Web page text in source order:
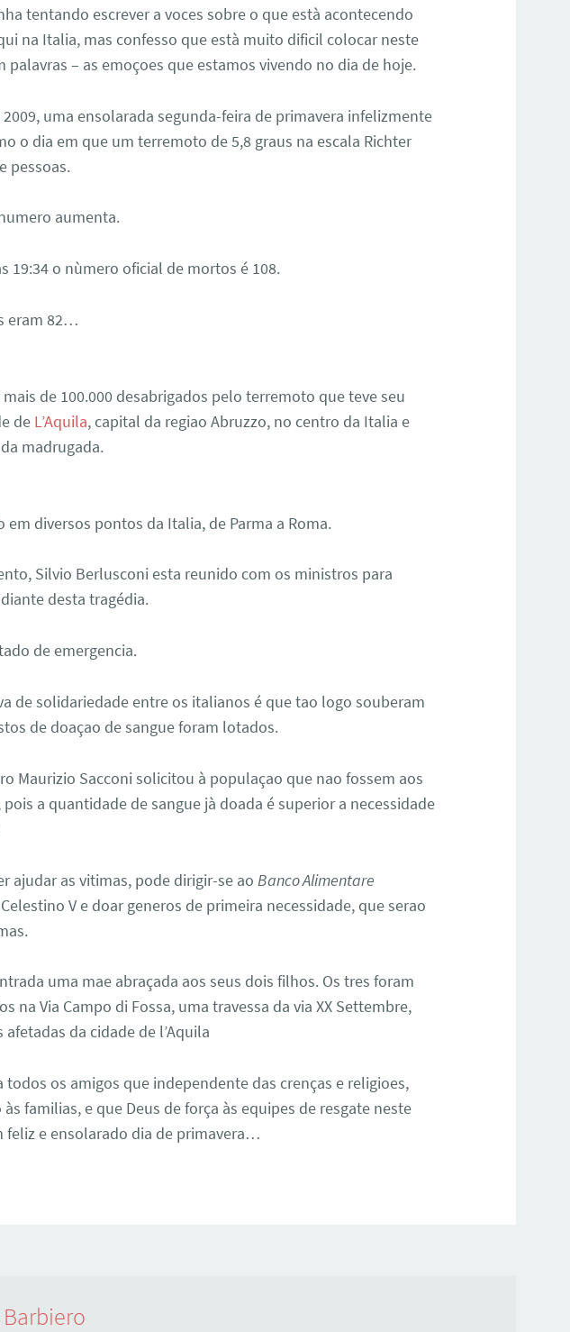
tentando escrever a voces sobre o que està acontecendo
na Italia, mas confesso que està muito dificil colocar neste
palavras – as emoçoes que estamos vivendo no dia de hoje.
2009, uma ensolarada segunda-feira de primavera infelizmente
o dia em que um terremoto de 5,8 graus na escala Richter
pessoas.
aumenta.
19:34 o nùmero oficial de mortos é 108.
eram 82…
mais de 100.000 desabrigados pelo terremoto que teve seu
de L’Aquila, capital da regiao Abruzzo, no centro da Italia e
madrugada.
em diversos pontos da Italia, de Parma a Roma.
Silvio Berlusconi esta reunido com os ministros para
desta tragédia.
de emergencia.
de solidariedade entre os italianos é que tao logo souberam
de doaçao de sangue foram lotados.
Maurizio Sacconi solicitou à populaçao que nao fossem aos
a quantidade de sangue jà doada é superior a necessidade
ajudar as vitimas, pode dirigir-se ao Banco Alimentare
V e doar generos de primeira necessidade, que serao
uma mae abraçada aos seus dois filhos. Os tres foram
na Via Campo di Fossa, uma travessa da via XX Settembre,
da cidade de l’Aquila
todos os amigos que independente das crenças e religioes,
familias, e que Deus de força às equipes de resgate neste
feliz e ensolarado dia de primavera…